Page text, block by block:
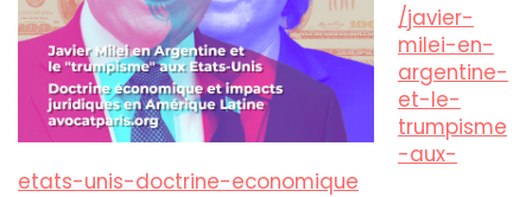
/javier-
milei-en-
argentine-
et-le-
trumpisme
-aux-
etats-unis-doctrine-economique